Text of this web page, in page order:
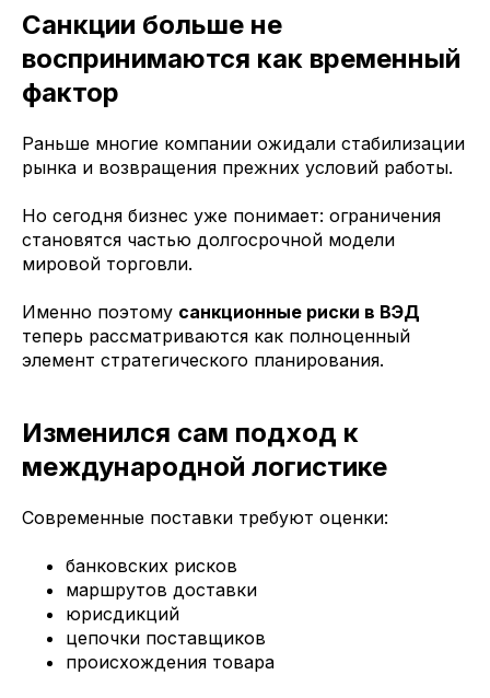
Санкции больше не
воспринимаются как временный
фактор
Раньше многие компании ожидали стабилизации
рынка и возвращения прежних условий работы.
Но сегодня бизнес уже понимает: ограничения
становятся частью долгосрочной модели
мировой торговли.
Именно поэтому санкционные риски в ВЭД
теперь рассматриваются как полноценный
элемент стратегического планирования.
Изменился сам подход к
международной логистике
Современные поставки требуют оценки:
банковских рисков
маршрутов доставки
юрисдикций
цепочки поставщиков
происхождения товара